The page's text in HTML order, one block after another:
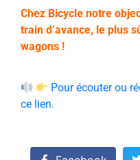
Chez Bicycle notre
train d’avance, le plus
wagons !
Pour écouter ou
ce lien.